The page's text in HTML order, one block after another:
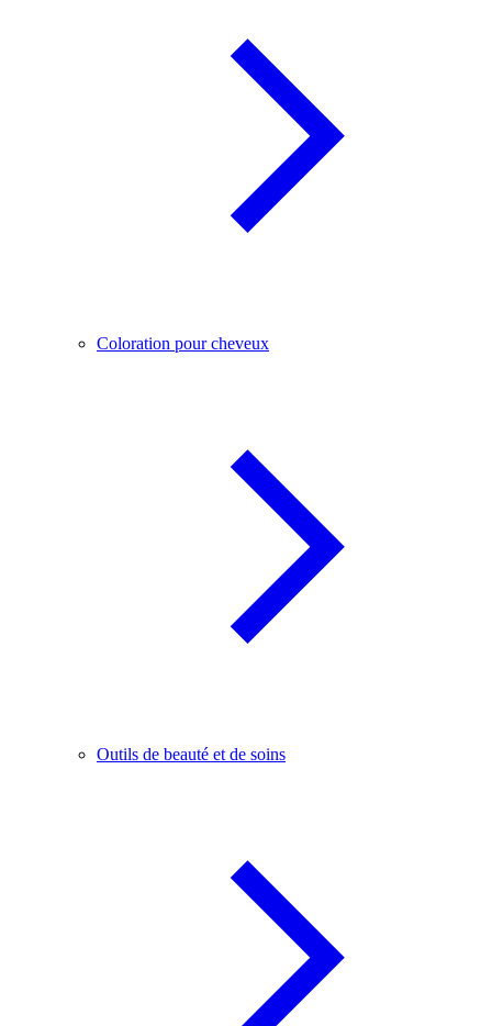
Coloration pour cheveux
Outils de beauté et de soins